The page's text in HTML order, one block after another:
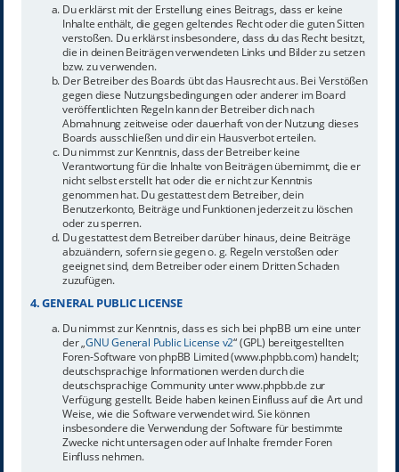
Du erklärst mit der Erstellung eines Beitrags, dass er keine
Inhalte enthält, die gegen geltendes Recht oder die guten Sitten
verstoßen. Du erklärst insbesondere, dass du das Recht besitzt,
die in deinen Beiträgen verwendeten Links und Bilder zu setzen
bzw. zu verwenden.
Der Betreiber des Boards übt das Hausrecht aus. Bei Verstößen
gegen diese Nutzungsbedingungen oder anderer im Board
veröffentlichten Regeln kann der Betreiber dich nach
Abmahnung zeitweise oder dauerhaft von der Nutzung dieses
Boards ausschließen und dir ein Hausverbot erteilen.
Du nimmst zur Kenntnis, dass der Betreiber keine
Verantwortung für die Inhalte von Beiträgen übernimmt, die er
nicht selbst erstellt hat oder die er nicht zur Kenntnis
genommen hat. Du gestattest dem Betreiber, dein
Benutzerkonto, Beiträge und Funktionen jederzeit zu löschen
oder zu sperren.
Du gestattest dem Betreiber darüber hinaus, deine Beiträge
abzuändern, sofern sie gegen o. g. Regeln verstoßen oder
geeignet sind, dem Betreiber oder einem Dritten Schaden
zuzufügen.
4. GENERAL PUBLIC LICENSE
Du nimmst zur Kenntnis, dass es sich bei phpBB um eine unter
der „GNU General Public License v2“ (GPL) bereitgestellten
Foren-Software von phpBB Limited (www.phpbb.com) handelt;
deutschsprachige Informationen werden durch die
deutschsprachige Community unter www.phpbb.de zur
Verfügung gestellt. Beide haben keinen Einfluss auf die Art und
Weise, wie die Software verwendet wird. Sie können
insbesondere die Verwendung der Software für bestimmte
Zwecke nicht untersagen oder auf Inhalte fremder Foren
Einfluss nehmen.